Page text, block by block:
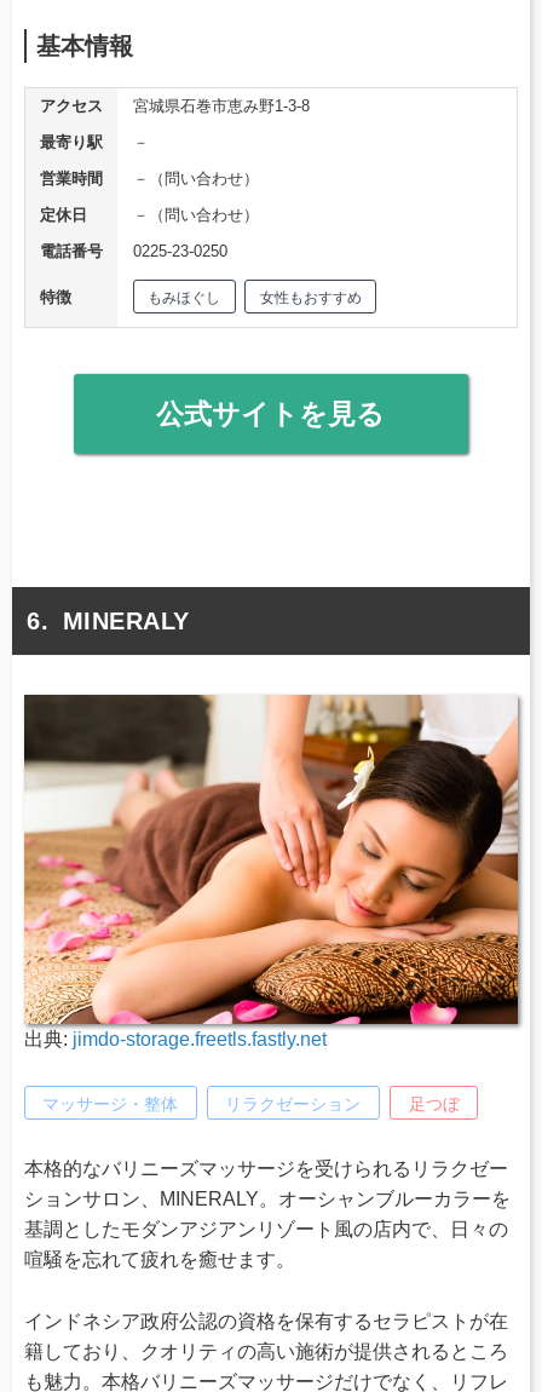
基本情報
アクセス
宮城県石巻市恵み野1-3-8
最寄り駅
－
営業時間
－（問い合わせ）
定休日
－（問い合わせ）
電話番号
0225-23-0250
特徴 もみほぐし 女性もおすすめ
公式サイトを見る
MINERALY
出典: jimdo-storage.freetls.fastly.net
マッサージ・整体 リラクゼーション 足つぼ
本格的なバリニーズマッサージを受けられるリラクゼー
ションサロン、MINERALY。オーシャンブルーカラーを
基調としたモダンアジアンリゾート風の店内で、日々の
喧騒を忘れて疲れを癒せます。
インドネシア政府公認の資格を保有するセラピストが在
籍しており、クオリティの高い施術が提供されるところ
も魅力。本格バリニーズマッサージだけでなく、リフレ